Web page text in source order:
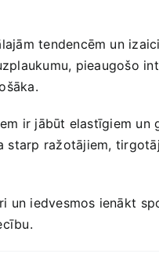
tendencēm un
pieaugošo
ir jābūt elastīgiem
starp ražotājiem,⁢
un iedvesmos ienākt